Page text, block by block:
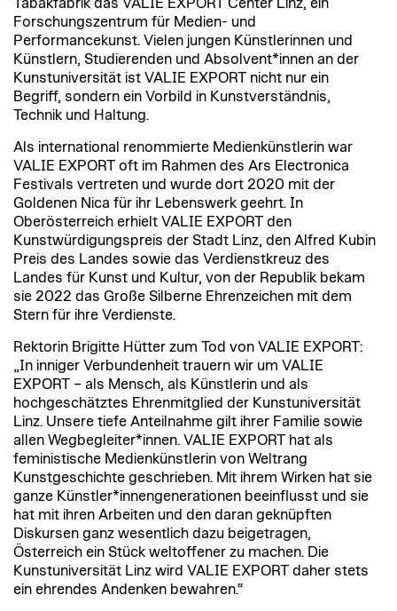
Tabakfabrik das VALIE EXPORT Center Linz, ein
Forschungszentrum für Medien- und
Performancekunst. Vielen jungen Künstlerinnen und
Künstlern, Studierenden und Absolvent*innen an der
Kunstuniversität ist VALIE EXPORT nicht nur ein
Begriff, sondern ein Vorbild in Kunstverständnis,
Technik und Haltung.
Als international renommierte Medienkünstlerin war
VALIE EXPORT oft im Rahmen des Ars Electronica
Festivals vertreten und wurde dort 2020 mit der
Goldenen Nica für ihr Lebenswerk geehrt. In
Oberösterreich erhielt VALIE EXPORT den
Kunstwürdigungspreis der Stadt Linz, den Alfred Kubin
Preis des Landes sowie das Verdienstkreuz des
Landes für Kunst und Kultur, von der Republik bekam
sie 2022 das Große Silberne Ehrenzeichen mit dem
Stern für ihre Verdienste.
Rektorin Brigitte Hütter zum Tod von VALIE EXPORT:
„In inniger Verbundenheit trauern wir um VALIE
EXPORT – als Mensch, als Künstlerin und als
hochgeschätztes Ehrenmitglied der Kunstuniversität
Linz. Unsere tiefe Anteilnahme gilt ihrer Familie sowie
allen Wegbegleiter*innen. VALIE EXPORT hat als
feministische Medienkünstlerin von Weltrang
Kunstgeschichte geschrieben. Mit ihrem Wirken hat sie
ganze Künstler*innengenerationen beeinflusst und sie
hat mit ihren Arbeiten und den daran geknüpften
Diskursen ganz wesentlich dazu beigetragen,
Österreich ein Stück weltoffener zu machen. Die
Kunstuniversität Linz wird VALIE EXPORT daher stets
ein ehrendes Andenken bewahren.“